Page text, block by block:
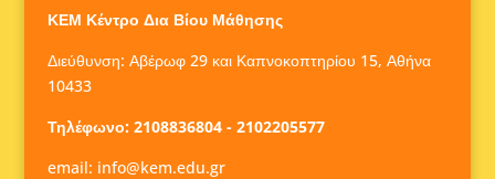
ΚΕΜ Κέντρο Δια Βίου Μάθησης
Διεύθυνση: Αβέρωφ 29 και Καπνοκοπτηρίου 15, Αθήνα
10433
Τηλέφωνο: 2108836804 - 2102205577
email: info@kem.edu.gr